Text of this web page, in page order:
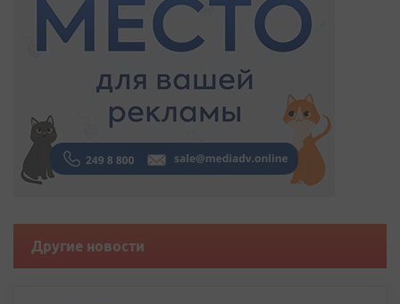
Другие новости